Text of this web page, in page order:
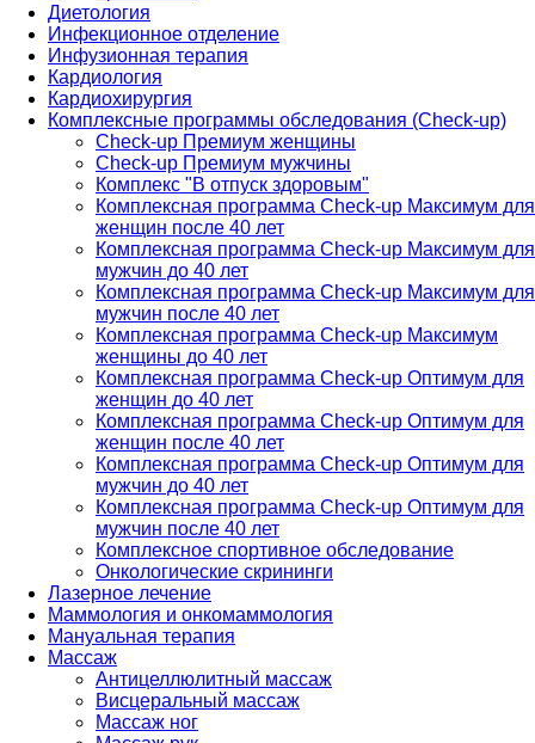
Диетология
Инфекционное отделение
Инфузионная терапия
Кардиология
Кардиохирургия
Комплексные программы обследования (Check-up)
Check-up Премиум женщины
Check-up Премиум мужчины
Комплекс "В отпуск здоровым"
Комплексная программа Check-up Максимум для
женщин после 40 лет
Комплексная программа Check-up Максимум для
мужчин до 40 лет
Комплексная программа Check-up Максимум для
мужчин после 40 лет
Комплексная программа Check-up Максимум
женщины до 40 лет
Комплексная программа Check-up Оптимум для
женщин до 40 лет
Комплексная программа Check-up Оптимум для
женщин после 40 лет
Комплексная программа Check-up Оптимум для
мужчин до 40 лет
Комплексная программа Check-up Оптимум для
мужчин после 40 лет
Комплексное спортивное обследование
Онкологические скрининги
Лазерное лечение
Маммология и онкомаммология
Мануальная терапия
Массаж
Антицеллюлитный массаж
Висцеральный массаж
Массаж ног